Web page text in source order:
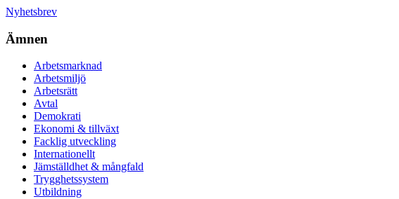
Nyhetsbrev
Ämnen
Arbetsmarknad
Arbetsmiljö
Arbetsrätt
Avtal
Demokrati
Ekonomi & tillväxt
Facklig utveckling
Internationellt
Jämställdhet & mångfald
Trygghetssystem
Utbildning